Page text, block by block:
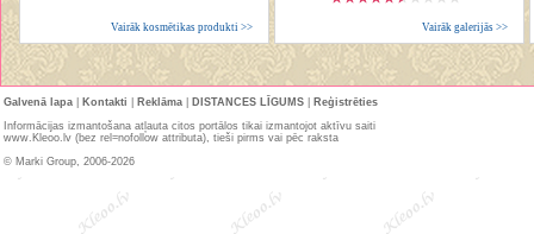
Vairāk kosmētikas produkti >> Vairāk galerijās >>
Galvenā lapa Kontakti Reklāma DISTANCES LĪGUMS
Reģistrēties
Informācijas izmantošana atļauta citos portālos tikai izmantojot aktīvu saiti
www.Kleoo.lv (bez rel=nofollow attributa), tieši pirms vai pēc raksta
© Marki Group, 2006-2026